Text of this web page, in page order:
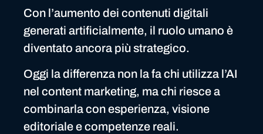
Con l’aumento dei contenuti digitali
generati artificialmente, il ruolo umano è
diventato ancora più strategico.
Oggi la differenza non la fa chi utilizza l’AI
nel content marketing, ma chi riesce a
combinarla con esperienza, visione
editoriale e competenze reali.